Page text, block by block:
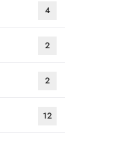
4
2
2
12